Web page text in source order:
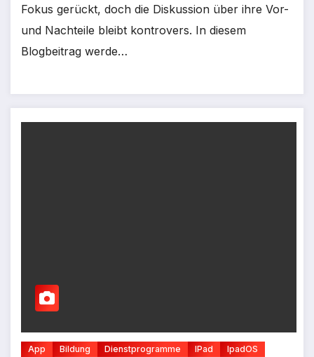
Fokus gerückt, doch die Diskussion über ihre Vor-
und Nachteile bleibt kontrovers. In diesem
Blogbeitrag werde…
App Bildung Dienstprogramme IPad
IpadOS